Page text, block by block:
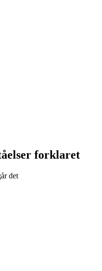
forklaret
det